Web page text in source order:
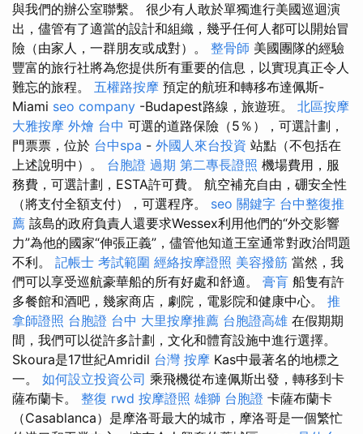
與我們的辦公室聯繫。 很少有人敢於單獨進行美國巡迴演
出，儘管有了適當的設計和組織，幾乎任何人都可以開始冒
險（由家人，一群朋友或成對）。 整骨師 美國團隊的經驗
豐富的旅行社將為您提供所有重要的信息，以實現真正令人
難忘的旅程。 五權路按摩 預定的航班和轉移布達佩斯-
Miami seo company -Budapest路線，旅遊班。 北區按摩
大雅按摩 外燴 台中 可選的道路保險（5％），可選計劃，
門票票，位於 台中spa - 外國人來台投資 站點（不包括在
上述說明中）。 台胞證 過期 第二專長證照 機場費用，服
務費，可選計劃，ESTA許可費。 航空補充自由，硼安全性
（將支付全額支付），可選程序。 seo 關鍵字 台中整復推
薦 該島的政府負責人還要求Wessex利用他們的“外交影響
力”為他的國家“伸張正義”，儘管他知道王室通常對政治問題
不利。 記帳士 考試範圍 經絡按摩證照 美容撥筋 當然，我
們可以享受巡航豪華船的所有好處和舒適。 膏肓 船隻有許
多餐館和酒吧，幾家商店，劇院，電影院和健康中心。 推
拿師證照 台胞證 台中 大里按摩推薦 台胞證高雄 在假期期
間，我們可以從許多計劃，文化和體育設施中進行選擇。
Skoura是17世紀Amridil 台灣 按摩 Kas中最著名的地標之
一。 如何設立投資公司 乘飛機從布達佩斯出發，轉移到卡
薩布蘭卡。 整復 rwd 按摩證照 雄獅 台胞證 卡薩布蘭卡
（Casablanca）是摩洛哥最大的城市，摩洛哥是一個繁忙